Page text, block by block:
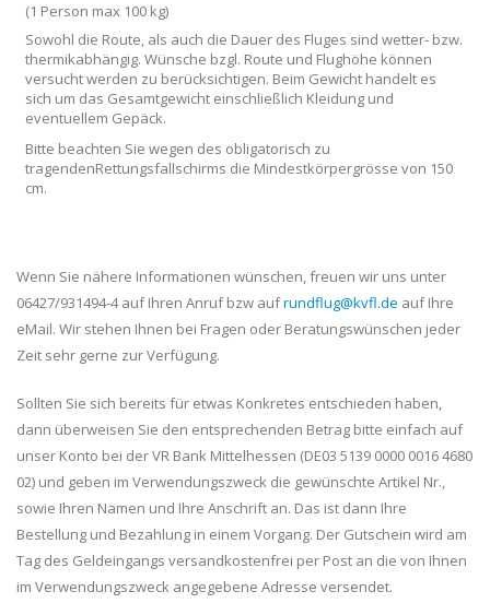
(1 Person max 100 kg)
Sowohl die Route, als auch die Dauer des Fluges sind wetter- bzw.
thermikabhängig. Wünsche bzgl. Route und Flughöhe können
versucht werden zu berücksichtigen. Beim Gewicht handelt es
sich um das Gesamtgewicht einschließlich Kleidung und
eventuellem Gepäck.
Bitte beachten Sie wegen des obligatorisch zu
tragendenRettungsfallschirms die Mindestkörpergrösse von 150
cm.
Wenn Sie nähere Informationen wünschen, freuen wir uns unter
06427/931494-4 auf Ihren Anruf bzw aufrundflug@kvfl.de auf Ihre
eMail. Wir stehen Ihnen bei Fragen oder Beratungswünschen jeder
Zeit sehr gerne zur Verfügung.
Sollten Sie sich bereits für etwas Konkretes entschieden haben,
dann überweisen Sie den entsprechenden Betrag bitte einfach auf
unser Konto bei der VR Bank Mittelhessen (DE03 5139 0000 0016 4680
02) und geben im Verwendungszweck die gewünschte Artikel Nr.,
sowie Ihren Namen und Ihre Anschrift an. Das ist dann Ihre
Bestellung und Bezahlung in einem Vorgang. Der Gutschein wird am
Tag des Geldeingangs versandkostenfrei per Post an die von Ihnen
im Verwendungszweck angegebene Adresse versendet.